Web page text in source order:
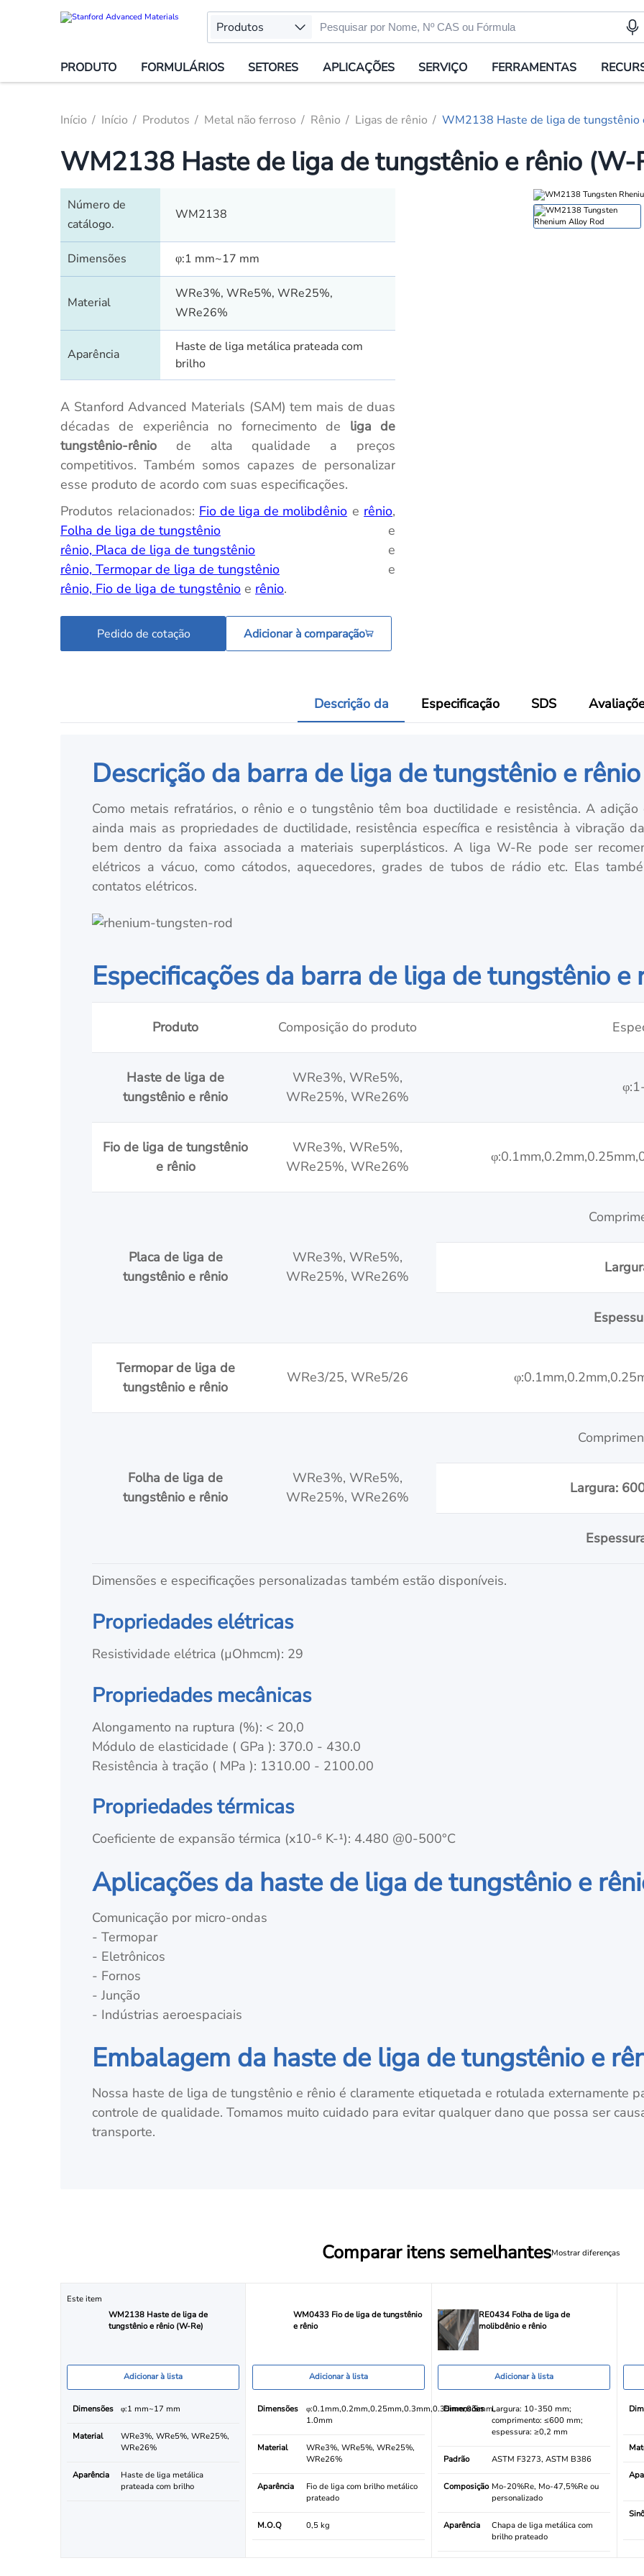
Produtos
PRODUTO FORMULÁRIOS SETORES APLICAÇÕES SERVIÇO FERRAMENTAS
Início Início Produtos Metal não ferroso Rênio Ligas de rênio WM2138 Haste de liga de tungstênio
WM2138 Haste de liga de tungstênio e rênio (W-
Número de
catálogo.
WM2138
Dimensões φ:1 mm~17 mm
Material
WRe3%, WRe5%, WRe25%,
WRe26%
Aparência
Haste de liga metálica prateada com
brilho
A Stanford Advanced Materials (SAM) tem mais de duas
décadas de experiência no fornecimento de liga de
tungstênio-rêniode alta qualidade a preços
competitivos. Também somos capazes de personalizar
esse produto de acordo com suas especificações.
Produtos relacionados: Fio de liga de molibdênio e rênio,
Folha de liga de tungstênioe
rênio, Placa de liga de tungstênioe
rênio, Termopar de liga de tungstênioe
rênio, Fio de liga de tungstênioe rênio.
Pedido de cotação Adicionar à comparação
Descrição da Especificação SDS
Descrição da barra de liga de tungstênio e rênio
Como metais refratários, o rênio e o tungstênio têm boa ductilidade e resistência. A
ainda mais as propriedades de ductilidade, resistência específica e resistência à vibração
bem dentro da faixa associada a materiais superplásticos. A liga W-Re pode ser
elétricos a vácuo, como cátodos, aquecedores, grades de tubos de rádio etc. Elas
contatos elétricos.
Especificações da barra de liga de tungstênio e
Produto Composição do produto
Haste de liga de
tungstênio e rênio
WRe3%, WRe5%,
WRe25%, WRe26%
Fio de liga de tungstênio
e rênio
WRe3%, WRe5%,
WRe25%, WRe26%
Placa de liga de
tungstênio e rênio
WRe3%, WRe5%,
WRe25%, WRe26%
Termopar de liga de
tungstênio e rênio
WRe3/25, WRe5/26
Folha de liga de
tungstênio e rênio
WRe3%, WRe5%,
WRe25%, WRe26%
Largura:
Dimensões e especificações personalizadas também estão disponíveis.
Propriedades elétricas
Resistividade elétrica (µOhmcm): 29
Propriedades mecânicas
Alongamento na ruptura (%): < 20,0
Módulo de elasticidade ( GPa ): 370.0 - 430.0
Resistência à tração ( MPa ): 1310.00 - 2100.00
Propriedades térmicas
Coeficiente de expansão térmica (x10-⁶ K-¹): 4.480 @0-500°C
Aplicações da haste de liga de tungstênio e
Comunicação por micro-ondas
- Termopar
- Eletrônicos
- Fornos
- Junção
- Indústrias aeroespaciais
Embalagem da haste de liga de tungstênio e
Nossa haste de liga de tungstênio e rênio é claramente etiquetada e rotulada externamente
controle de qualidade. Tomamos muito cuidado para evitar qualquer dano que possa ser
transporte.
Comparar itens semelhantesMostrar diferenças
Este item
WM2138 Haste de liga de
tungstênio e rênio (W-Re)
Adicionar à lista
Dimensões φ:1 mm~17 mm
Material
WRe3%, WRe5%, WRe25%,
WRe26%
Aparência
Haste de liga metálica
prateada com brilho
WM0433 Fio de liga de tungstênio
e rênio
Adicionar à lista
Dimensões
φ:0.1mm,0.2mm,0.25mm,0.3mm,0.35mm,0.5mm,
1.0mm
Material
WRe3%, WRe5%, WRe25%,
WRe26%
Aparência
Fio de liga com brilho metálico
prateado
M.O.Q 0,5 kg
RE0434 Folha de liga de
molibdênio e rênio
Adicionar à lista
Dimensões
Largura: 10-350 mm;
comprimento: ≤600 mm;
espessura: ≥0,2 mm
Padrão ASTM F3273, ASTM B386
Composição Mo-20%Re, Mo-47,5%Re ou
personalizado
Aparência
Chapa de liga metálica com
brilho prateado